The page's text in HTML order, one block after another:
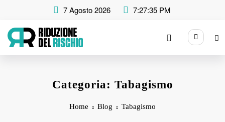
7 Agosto 2026 7:27:35 PM
Categoria: Tabagismo
Home Blog Tabagismo